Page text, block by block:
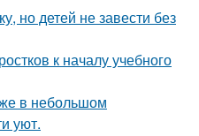
но детей не завести без
к началу учебного
в небольшом
уют.